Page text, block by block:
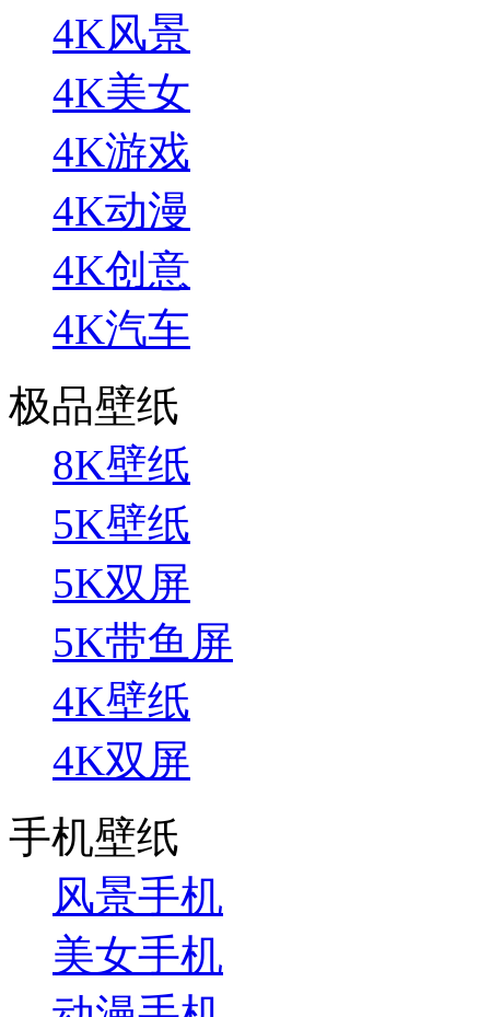
4K风景
4K美女
4K游戏
4K动漫
4K创意
4K汽车
极品壁纸
8K壁纸
5K壁纸
5K双屏
5K带鱼屏
4K壁纸
4K双屏
手机壁纸
风景手机
美女手机